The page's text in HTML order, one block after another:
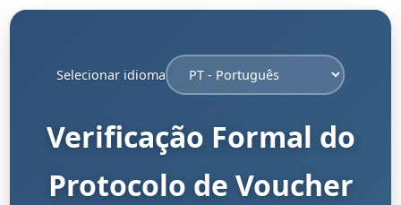
Selecionar idioma
Verificação Formal do
Protocolo de Voucher